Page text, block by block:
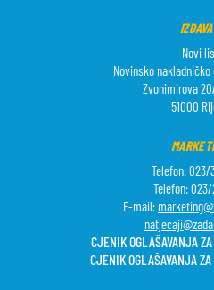
Novi
Novinsko
Zvonimirova
51000
Telefon: 023/
Telefon: 023/
E-mail:
CJENIK OGLAŠAVANJA
CJENIK OGLAŠAVANJA